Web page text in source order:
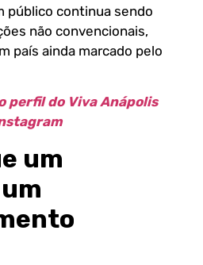
público continua sendo
não convencionais,
país ainda marcado pelo
perfil do Viva Anápolis
um